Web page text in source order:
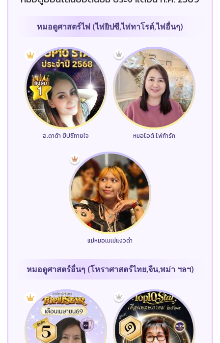
หมอดูศาสตร์ไพ่ (ไพ่ยิปซี,ไพ่ทาโรต์,ไพ่อื่นๆ)
อ.ดาด้า ยิปซีทายใจ หมอไอต์ ไพ่ท้ารัก
แม่หมอเมเม่แงวดำ
หมอดูศาสตร์อื่นๆ (โหราศาสตร์ไทย,จีน,พม่า ฯลฯ)